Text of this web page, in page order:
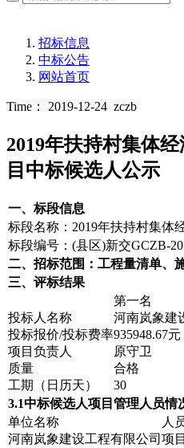
招标信息
中标公告
网站首页
Time： 2019-12-24 zczb
2019年扶持村集体
目中标候选人公示
一、标段信息
标段名称：2019年扶持村集体
标段编号：(县区)新交GCZB-
二、招标范围：工程量清单、
三、评标结果
第一名
投标人名称
河南岚象建
投标报价/投标费率935948.67元
项目负责人
原守卫
质量
合格
工期（日历天）
30
3.1中标候选人项目管理人员情
单位名称
人
河南岚象建设工程有限公司 项